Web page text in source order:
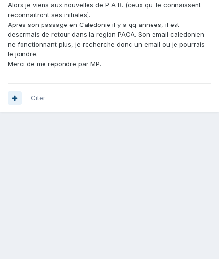
Alors je viens aux nouvelles de P-A B. (ceux qui le connaissent
reconnaitront ses initiales).
Apres son passage en Caledonie il y a qq annees, il est
desormais de retour dans la region PACA. Son email caledonien
ne fonctionnant plus, je recherche donc un email ou je pourrais
le joindre.
Merci de me repondre par MP.
Citer